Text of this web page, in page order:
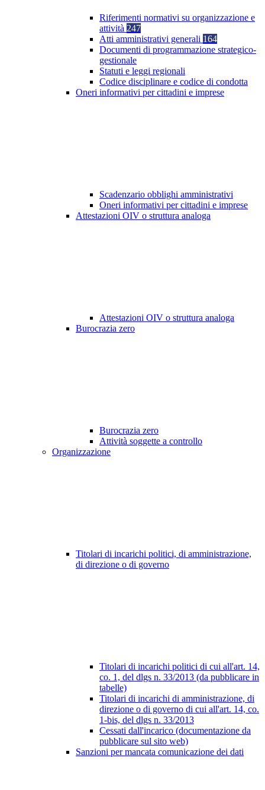
Riferimenti normativi su organizzazione e
attività 247
Atti amministrativi generali 164
Documenti di programmazione strategico-
gestionale
Statuti e leggi regionali
Codice disciplinare e codice di condotta
Oneri informativi per cittadini e imprese
Scadenzario obblighi amministrativi
Oneri informativi per cittadini e imprese
Attestazioni OIV o struttura analoga
Attestazioni OIV o struttura analoga
Burocrazia zero
Burocrazia zero
Attività soggette a controllo
Organizzazione
Titolari di incarichi politici, di amministrazione,
di direzione o di governo
Titolari di incarichi politici di cui all'art. 14,
co. 1, del dlgs n. 33/2013 (da pubblicare in
tabelle)
Titolari di incarichi di amministrazione, di
direzione o di governo di cui all'art. 14, co.
1-bis, del dlgs n. 33/2013
Cessati dall'incarico (documentazione da
pubblicare sul sito web)
Sanzioni per mancata comunicazione dei dati